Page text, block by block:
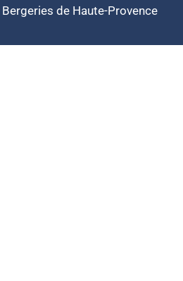
de Haute-Provence